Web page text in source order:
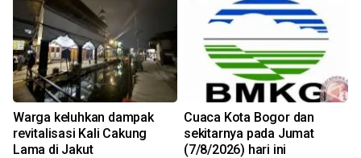
Warga keluhkan dampak
revitalisasi Kali Cakung
Lama di Jakut
Cuaca Kota Bogor dan
sekitarnya pada Jumat
(7/8/2026) hari ini